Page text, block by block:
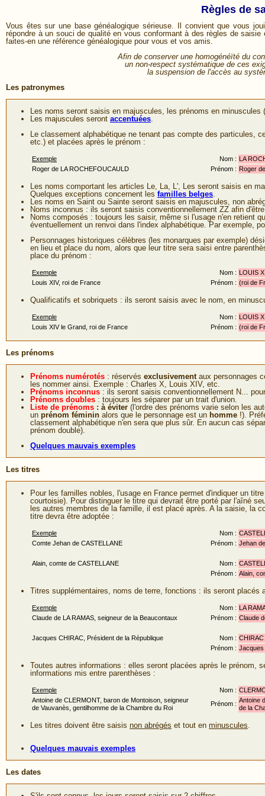
Règles de
Vous êtes sur une base généalogique sérieuse. Il convient que vous
répondre à un souci de qualité en vous conformant à des règles de
faites-en une référence généalogique pour vous et vos amis.
Afin de conserver une homogénéïté du
un non-respect systématique de ces
la suspension de l'accès au
Les patronymes
Les noms seront saisis en majuscules, les prénoms en minuscules
Les majuscules seront accentuées.
Le classement alphabétique ne tenant pas compte des particules,
etc.) et placées après le prénom :
Exemple Nom : LA
Roger de LA ROCHEFOUCAULD
Prénom : Roger de
Les noms comportant les articles Le, La, L', Les seront saisis en
Quelques exceptions concernent les familles belges.
Les noms en Saint ou Sainte seront saisis en majuscules, non
Noms inconnus : ils seront saisis conventionnellement ZZ afin
Noms composés : toujours les saisir, même si l'usage n'en retient
éventuellement un renvoi dans l'index alphabétique. Par exemple,
Personnages historiques célèbres (les monarques par exemple)
en lieu et place du nom, alors que leur titre sera saisi entre
place du prénom :
Exemple Nom : LOUIS
Louis XIV, roi de France
Prénom : (roi de
Qualificatifs et sobriquets : ils seront saisis avec le nom, en
Exemple Nom : LOUIS
Louis XIV le Grand, roi de France
Prénom : (roi de
Les prénoms
Prénoms numérotés : réservés exclusivementaux personnages
les nommer ainsi. Exemple : Charles X, Louis XIV, etc.
Prénoms inconnus : ils seront saisis conventionnellement N...
Prénoms doubles : toujours les séparer par un trait d'union.
Liste de prénoms : à éviter (l'ordre des prénoms varie selon les
un prénom féminin alors que le personnage est un homme !).
classement alphabétique n'en sera que plus sûr. En aucun cas
prénom double).
Quelques mauvais exemples
Les titres
Pour les familles nobles, l'usage en France permet d'indiquer un
courtoisie). Pour distinguer le titre qui devrait être porté par l'aîné
les autres membres de la famille, il est placé après. A la saisie, la
titre devra être adoptée :
Exemple Nom :
Comte Jehan de CASTELLANE
Prénom : Jehan
Alain, comte de CASTELLANE Nom :
Prénom : Alain,
Titres supplémentaires, noms de terre, fonctions : ils seront placés
Exemple Nom : LA
Claude de LA RAMAS, seigneur de la Beaucontaux
Prénom : Claude
Jacques CHIRAC, Président de la République Nom : CHIRAC
Prénom : Jacques
Toutes autres informations : elles seront placées après le prénom,
informations mis entre parenthèses :
Exemple Nom :
Antoine de CLERMONT, baron de Montoison, seigneur
de Vauvanès, gentilhomme de la Chambre du Roi
Prénom : Antoine
de la
Les titres doivent être saisis non abrégés et tout en minuscules.
Quelques mauvais exemples
Les dates